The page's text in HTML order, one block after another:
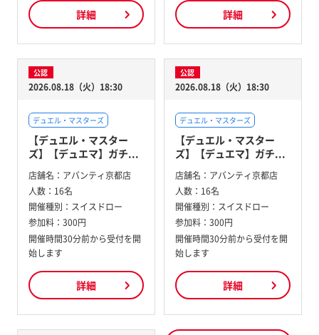
詳細 詳細
公認
2026.08.18（火）18:30
デュエル・マスターズ
【デュエル・マスター
ズ】【デュエマ】ガチ...
店舗名： アバンティ京都店
人数： 16名
開催種別： スイスドロー
参加料： 300円
開催時間30分前から受付を開
始します
詳細
公認
2026.08.18（火）18:30
デュエル・マスターズ
【デュエル・マスター
ズ】【デュエマ】ガチ...
店舗名： アバンティ京都店
人数： 16名
開催種別： スイスドロー
参加料： 300円
開催時間30分前から受付を開
始します
詳細